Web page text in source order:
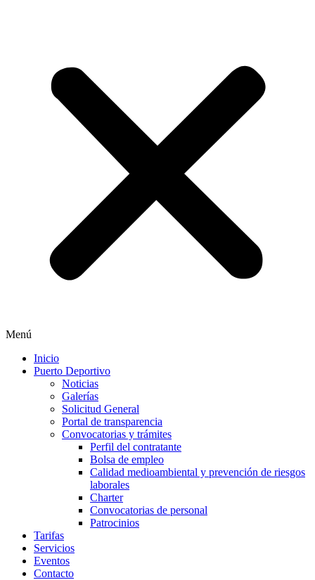
Menú
Inicio
Puerto Deportivo
Noticias
Galerías
Solicitud General
Portal de transparencia
Convocatorias y trámites
Perfil del contratante
Bolsa de empleo
Calidad medioambiental y prevención de riesgos
laborales
Charter
Convocatorias de personal
Patrocinios
Tarifas
Servicios
Eventos
Contacto